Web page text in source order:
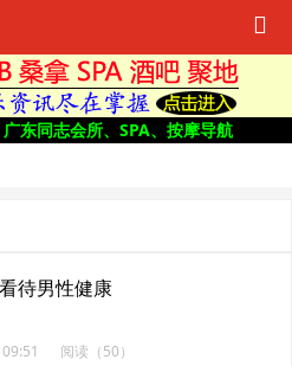
东同志会所、SPA、按摩导航
待男性健康
阅读（50）